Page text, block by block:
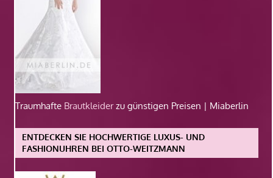
Traumhafte Brautkleiderzu günstigen Preisen | Miaberlin
ENTDECKEN SIE HOCHWERTIGE LUXUS- UND
FASHIONUHREN BEI OTTO-WEITZMANN